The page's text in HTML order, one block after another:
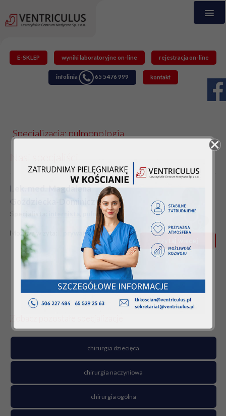
E-SKLEP wyniki laboratoryjne on-line rejestracja on-line
infolinia 65 5476 999 kontakt
Specjalizacja: pulmonologia
Lek. med. Magdalena
Goździecka-Dominiczak
Specjalista: pulmonolog,
Możliwa wizyta: prywatnie na NFZ
Zobacz pozostałe specjalizacje
chirurgia dziecięca
chirurgia naczyniowa
chirurgia ogólna